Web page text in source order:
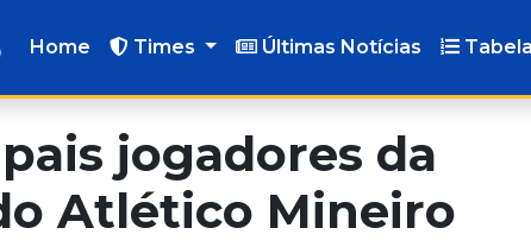
Home Times Últimas Notícias Tabela
jogadores da
Atlético Mineiro